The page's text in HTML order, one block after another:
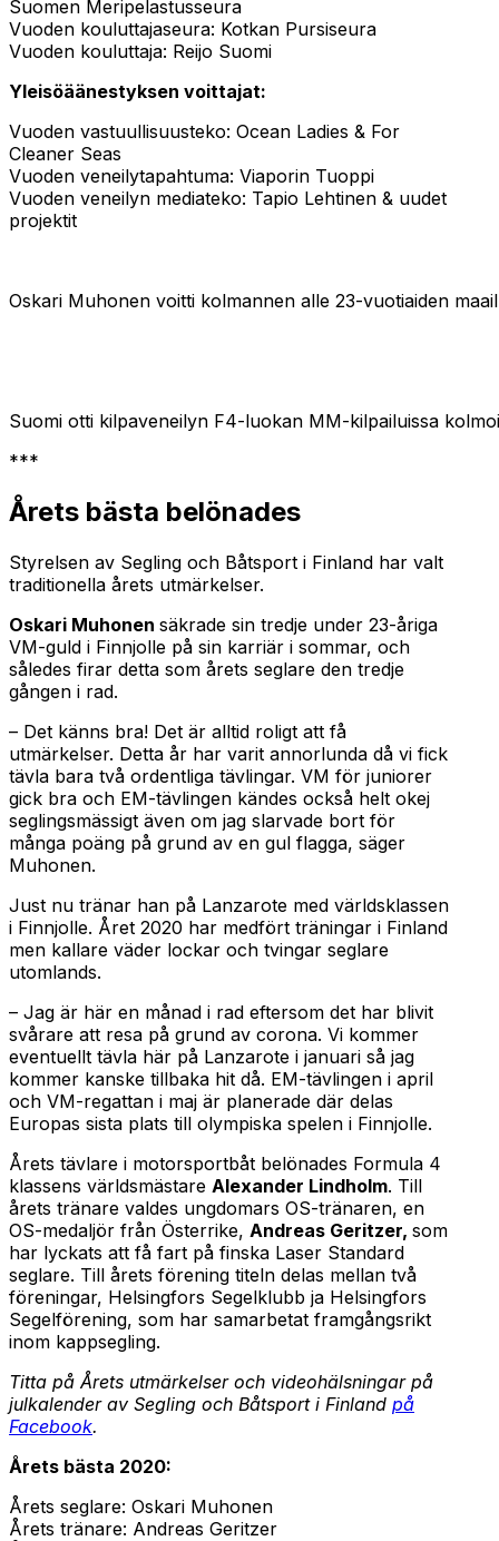
Suomen Meripelastusseura
Vuoden kouluttajaseura: Kotkan Pursiseura
Vuoden kouluttaja: Reijo Suomi
Yleisöäänestyksen voittajat:
Vuoden vastuullisuusteko: Ocean Ladies & For
Cleaner Seas
Vuoden veneilytapahtuma: Viaporin Tuoppi
Vuoden veneilyn mediateko: Tapio Lehtinen & uudet
projektit
Oskari Muhonen voitti kolmannen alle 23-vuotiaiden
Suomi otti kilpaveneilyn F4-luokan MM-kilpailuissa
***
Årets bästa belönades
Styrelsen av Segling och Båtsport i Finland har valt
traditionella årets utmärkelser.
Oskari Muhonen säkrade sin tredje under 23-åriga
VM-guld i Finnjolle på sin karriär i sommar, och
således firar detta som årets seglare den tredje
gången i rad.
– Det känns bra! Det är alltid roligt att få
utmärkelser. Detta år har varit annorlunda då vi fick
tävla bara två ordentliga tävlingar. VM för juniorer
gick bra och EM-tävlingen kändes också helt okej
seglingsmässigt även om jag slarvade bort för
många poäng på grund av en gul flagga, säger
Muhonen.
Just nu tränar han på Lanzarote med världsklassen
i Finnjolle. Året 2020 har medfört träningar i Finland
men kallare väder lockar och tvingar seglare
utomlands.
– Jag är här en månad i rad eftersom det har blivit
svårare att resa på grund av corona. Vi kommer
eventuellt tävla här på Lanzarote i januari så jag
kommer kanske tillbaka hit då. EM-tävlingen i april
och VM-regattan i maj är planerade där delas
Europas sista plats till olympiska spelen i Finnjolle.
Årets tävlare i motorsportbåt belönades Formula 4
klassens världsmästare Alexander Lindholm. Till
årets tränare valdes ungdomars OS-tränaren, en
OS-medaljör från Österrike, Andreas Geritzer, som
har lyckats att få fart på finska Laser Standard
seglare. Till årets förening titeln delas mellan två
föreningar, Helsingfors Segelklubb ja Helsingfors
Segelförening, som har samarbetat framgångsrikt
inom kappsegling.
Titta på Årets utmärkelser och videohälsningar på
julkalender av Segling och Båtsport i Finland på
Facebook.
Årets bästa 2020:
Årets seglare: Oskari Muhonen
Årets tränare: Andreas Geritzer